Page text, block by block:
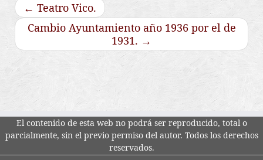
← Teatro Vico.
Cambio Ayuntamiento año 1936 por el de
1931. →
El contenido de esta web no podrá ser reproducido, total o
parcialmente, sin el previo permiso del autor. Todos los derechos
reservados.